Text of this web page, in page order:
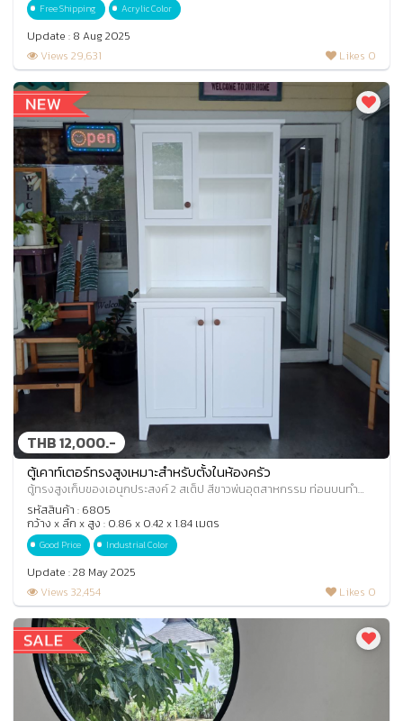
Free Shipping Acrylic Color
Update : 8 Aug 2025
Views 29,631
Likes 0
THB 12,000.-
ตู้เคาท์เตอร์ทรงสูงเหมาะสำหรับตั้งในห้องครัว
ตู้ทรงสูงเก็บของเอนกประสงค์ 2 สเต็ป สีขาวพ่นอุตสาหกรรม ท่อนบนทำ
บานกระจกใสพร้อมชั้น ท่อนล่าง 2 บานประ
รหัสสินค้า : 6805
กว้าง x ลึก x สูง : 0.86 x 0.42 x 1.84 เมตร
Good Price Industrial Color
Update : 28 May 2025
Views 32,454
Likes 0